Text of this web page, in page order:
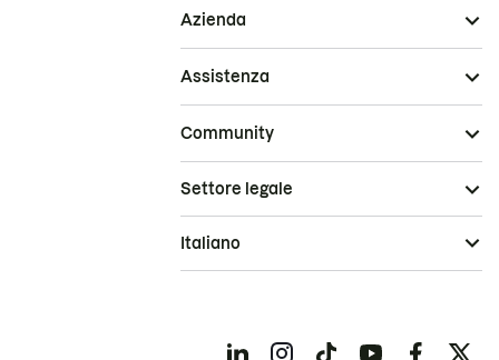
Azienda
Assistenza
Community
Settore legale
Italiano